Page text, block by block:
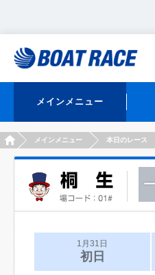
メインメニュー
HOMEメインメニュー 本日のレース
1月31日
初日